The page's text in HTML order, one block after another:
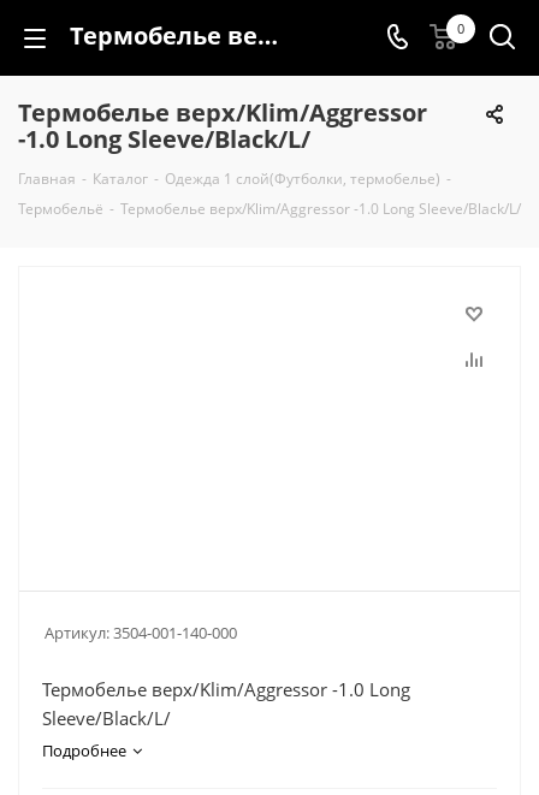
Термобелье верх/Klim/Aggressor -1.0 Long Sleeve/Black/L/ 0
Термобелье верх/Klim/Aggressor
-1.0 Long Sleeve/Black/L/
Главная - Каталог - Одежда 1 слой(Футболки, термобелье) -
Термобельё - Термобелье верх/Klim/Aggressor -1.0 Long Sleeve/Black/L/
Артикул:3504-001-140-000
Термобелье верх/Klim/Aggressor -1.0 Long
Sleeve/Black/L/
Подробнее